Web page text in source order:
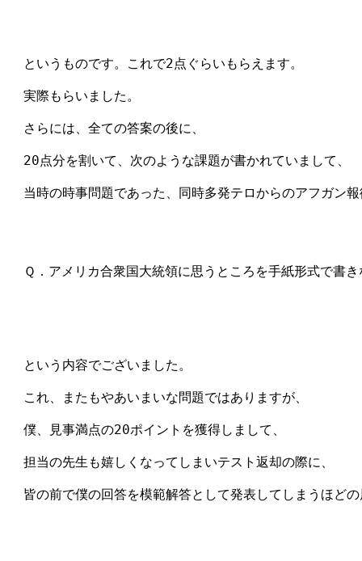
というものです。これで2点ぐらいもらえます。
実際もらいました。
さらには、全ての答案の後に、
20点分を割いて、次のような課題が書かれていまして、
当時の時事問題であった、同時多発テロからのアフガン
Ｑ．アメリカ合衆国大統領に思うところを手紙形式で書き
という内容でございました。
これ、またもやあいまいな問題ではありますが、
僕、見事満点の20ポイントを獲得しまして、
担当の先生も嬉しくなってしまいテスト返却の際に、
皆の前で僕の回答を模範解答として発表してしまうほど